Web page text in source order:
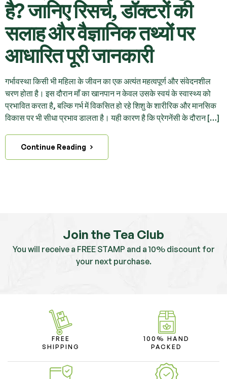
है? जानिए रिसर्च, डॉक्टरों की
सलाह और वैज्ञानिक तथ्यों पर
आधारित पूरी जानकारी
गर्भावस्था किसी भी महिला के जीवन का एक अत्यंत महत्वपूर्ण और संवेदनशील
चरण होता है। इस दौरान माँ का खानपान न केवल उसके स्वयं के स्वास्थ्य को
प्रभावित करता है, बल्कि गर्भ में विकसित हो रहे शिशु के शारीरिक और मानसिक
विकास पर भी सीधा प्रभाव डालता है। यही कारण है कि प्रेगनेंसी के दौरान […]
Continue Reading
Join the Tea Club
You will receive a FREE STAMP and a 10% discount for
your next purchase.
FREE
SHIPPING
100% HAND
PACKED